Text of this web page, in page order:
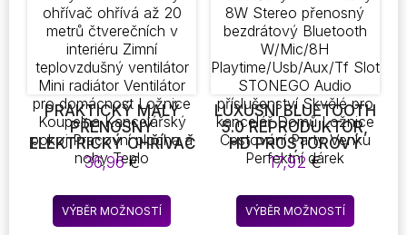
na
stránce
PRAKTICKÝ MALÝ
PŘENOSNÝ
ELEKTRICKÝ OHŘÍVAČ
S TERMOSTATEM,
800/1200W
BEZPEČNÝ A TICHÝ
PTC KERAMICKÝ
OHŘÍVAČ OHŘÍVÁ AŽ
36,96€
VÝBĚR MOŽNOSTÍ
Tento
produkt
LUXUSNÍ BLUETOOTH
5.0 REPRODUKTOR,
HD PROSTOROVÝ
HUDEBNÍ ZVUK A
NEJLEPŠÍ BASY
PŘENOSNÝ
VODOTĚSNÝ IPX5
HLASITÝ 8W STEREO
17,92€
VÝBĚR MOŽNOSTÍ
Tento
produkt